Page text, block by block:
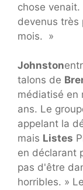
chose
devenus très
mois. »
Johnston
talons de
médiatisé en
ans. Le
appelant la
mais Listes
en déclarant
pas d'être
horribles. »